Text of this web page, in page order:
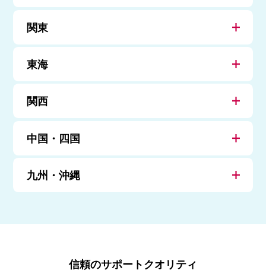
関東
東海
関西
中国・四国
九州・沖縄
信頼のサポートクオリティ